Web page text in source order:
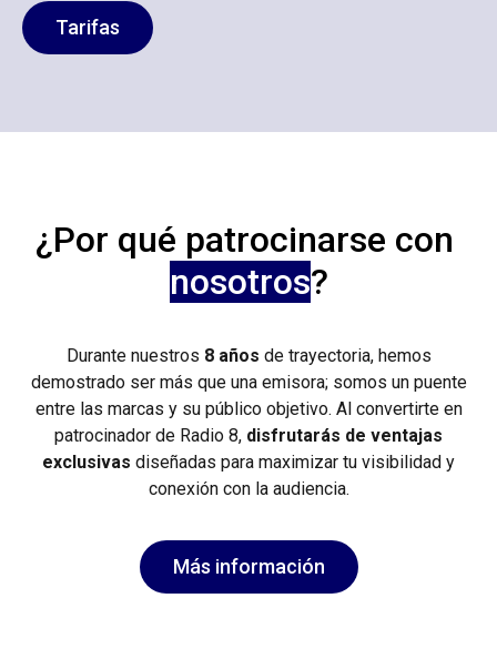
Tarifas
¿Por qué patrocinarse con
nosotros?
Durante nuestros 8 años de trayectoria, hemos
demostrado ser más que una emisora; somos un puente
entre las marcas y su público objetivo. Al convertirte en
patrocinador de Radio 8, disfrutarás de ventajas
exclusivas diseñadas para maximizar tu visibilidad y
conexión con la audiencia.
Más información